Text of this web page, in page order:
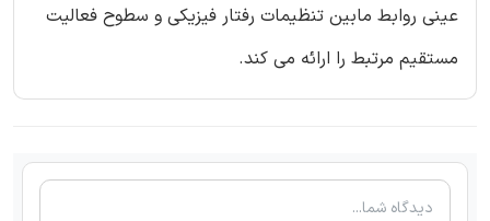
عینی روابط مابین تنظیمات رفتار فیزیکی و سطوح فعالیت
مستقیم مرتبط را ارائه می کند.